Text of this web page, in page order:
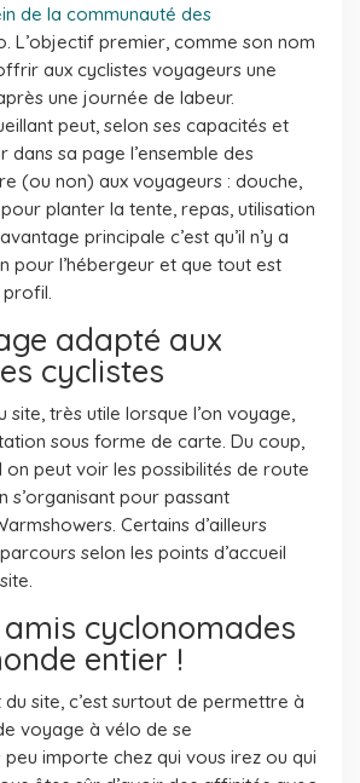
de la communauté des
L’objectif premier, comme son nom
aux cyclistes voyageurs une
une journée de labeur.
peut, selon ses capacités et
dans sa page l’ensemble des
(ou non) aux voyageurs : douche,
planter la tente, repas, utilisation
principale c’est qu’il n’y a
pour l’hébergeur et que tout est
profil.
adapté aux
cyclistes
site, très utile lorsque l’on voyage,
sous forme de carte. Du coup,
on peut voir les possibilités de route
s’organisant pour passant
Certains d’ailleurs
selon les points d’accueil
cyclonomades
entier !
site, c’est surtout de permettre à
voyage à vélo de se
importe chez qui vous irez ou qui